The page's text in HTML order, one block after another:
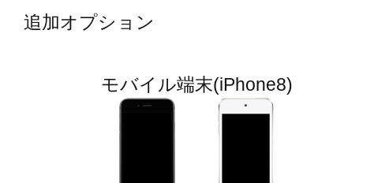
追加オプション
モバイル端末(iPhone8)